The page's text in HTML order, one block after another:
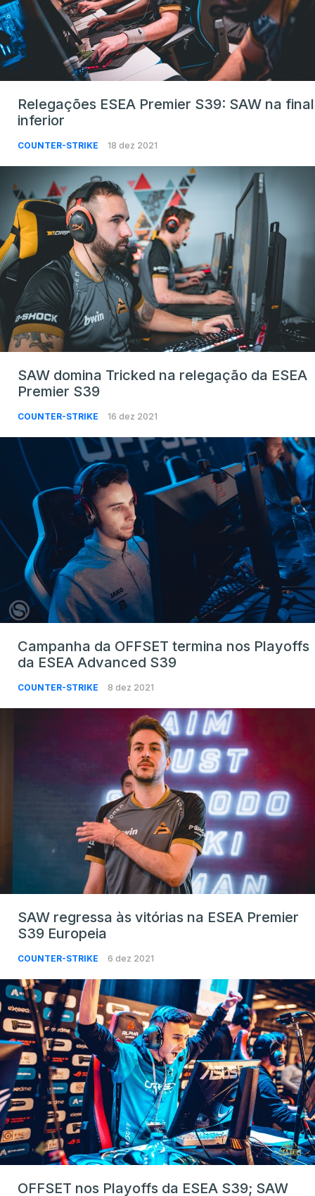
Relegações ESEA Premier S39: SAW na final
inferior
COUNTER-STRIKE 18 dez 2021
SAW domina Tricked na relegação da ESEA
Premier S39
COUNTER-STRIKE 16 dez 2021
Campanha da OFFSET termina nos Playoffs
da ESEA Advanced S39
COUNTER-STRIKE 8 dez 2021
SAW regressa às vitórias na ESEA Premier
S39 Europeia
COUNTER-STRIKE 6 dez 2021
OFFSET nos Playoffs da ESEA S39; SAW